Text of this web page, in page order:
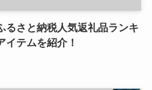
るさと納税人気返礼品ランキ
イテムを紹介！